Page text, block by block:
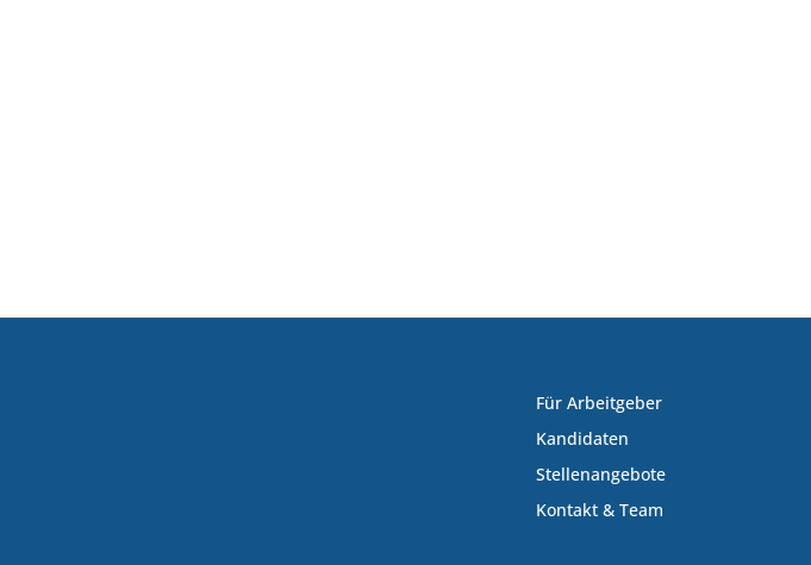
Für Arbeitgeber
Kandidaten
Stellenangebote
Kontakt & Team